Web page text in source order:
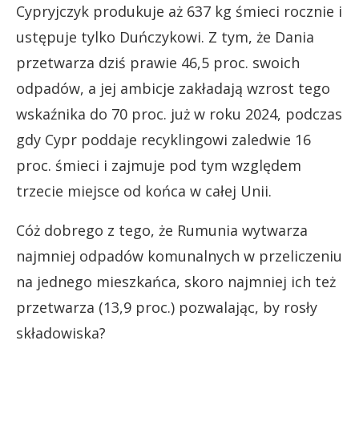
Cypryjczyk produkuje aż 637 kg śmieci rocznie i
ustępuje tylko Duńczykowi. Z tym, że Dania
przetwarza dziś prawie 46,5 proc. swoich
odpadów, a jej ambicje zakładają wzrost tego
wskaźnika do 70 proc. już w roku 2024, podczas
gdy Cypr poddaje recyklingowi zaledwie 16
proc. śmieci i zajmuje pod tym względem
trzecie miejsce od końca w całej Unii.
Cóż dobrego z tego, że Rumunia wytwarza
najmniej odpadów komunalnych w przeliczeniu
na jednego mieszkańca, skoro najmniej ich też
przetwarza (13,9 proc.) pozwalając, by rosły
składowiska?